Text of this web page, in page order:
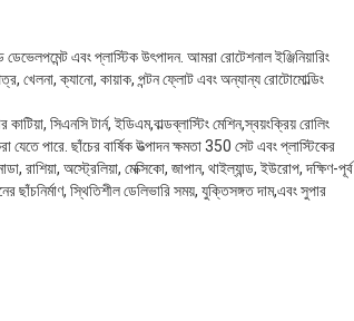
এবং প্লাস্টিক উৎপাদন. আমরা রোটেশনাল ইঞ্জিনিয়ারিং
খেলনা, ক্যানো, কায়াক, পন্টন ফ্লোট এবং অন্যান্য রোটোমোল্ডিং
সিএনসি টার্ন, ইডিএম,বাল্ডব্লাস্টিং মেশিন,স্বয়ংক্রিয় রোলিং
যেতে পারে. ছাঁচের বার্ষিক উত্পাদন ক্ষমতা 350 সেট এবং প্লাস্টিকের
রাশিয়া, অস্ট্রেলিয়া, মেক্সিকো, জাপান, থাইল্যান্ড, ইউরোপ, দক্ষিণ-পূর্ব
ছাঁচনির্মাণ, স্থিতিশীল ডেলিভারি সময়, যুক্তিসঙ্গত দাম,এবং সুপার